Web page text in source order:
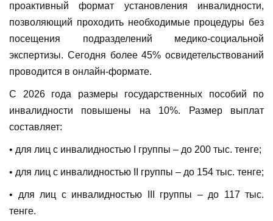
проактивный формат установления инвалидности,
позволяющий проходить необходимые процедуры без
посещения подразделений медико-социальной
экспертизы. Сегодня более 45% освидетельствований
проводится в онлайн-формате.
С 2026 года размеры государственных пособий по
инвалидности повышены на 10%. Размер выплат
составляет:
• для лиц с инвалидностью I группы – до 200 тыс. тенге;
• для лиц с инвалидностью II группы – до 154 тыс. тенге;
• для лиц с инвалидностью III группы – до 117 тыс.
тенге.